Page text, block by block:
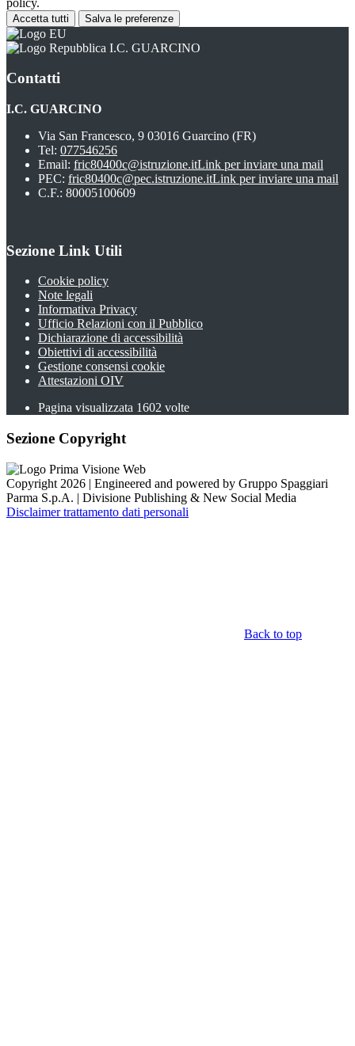
Accetta tutti Salva le preferenze
I.C. GUARCINO
Contatti
I.C. GUARCINO
Via San Francesco, 9 03016 Guarcino (FR)
Tel: 077546256
Email: fric80400c@istruzione.itLink per inviare una mail
PEC: fric80400c@pec.istruzione.itLink per inviare una mail
C.F.: 80005100609
Sezione Link Utili
Cookie policy
Note legali
Informativa Privacy
Ufficio Relazioni con il Pubblico
Dichiarazione di accessibilità
Obiettivi di accessibilità
Gestione consensi cookie
Attestazioni OIV
Pagina visualizzata 1602 volte
Sezione Copyright
Copyright 2026 | Engineered and powered by Gruppo Spaggiari
Parma S.p.A. | Divisione Publishing & New Social Media
Disclaimer trattamento dati personali
Back to top